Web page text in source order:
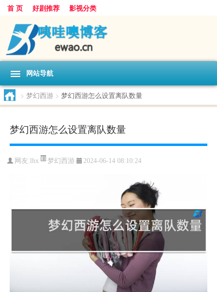
首 页 好剧推荐 影视分类
网站导航
> 梦幻西游 > 梦幻西游怎么设置离队数量
梦幻西游怎么设置离队数量
网友: lhx 梦幻西游 2024-06-14 08:10:24